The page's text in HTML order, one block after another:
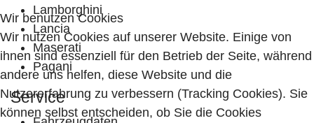
Lamborghini
Lancia
Maserati
Pagani
Service
Wir benutzen Cookies
Wir nutzen Cookies auf unserer Website. Einige von
ihnen sind essenziell für den Betrieb der Seite, während
andere uns helfen, diese Website und die
Nutzererfahrung zu verbessern (Tracking Cookies). Sie
können selbst entscheiden, ob Sie die Cookies